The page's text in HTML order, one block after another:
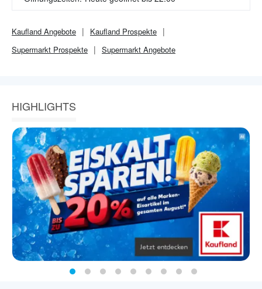
Kaufland Angebote Kaufland Prospekte
Supermarkt Prospekte Supermarkt Angebote
HIGHLIGHTS